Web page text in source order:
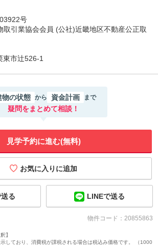
号
取引業協会会員 (公社)近畿地区不動産公正取
東市辻526-1
物の状態 から 資金計画 まで
疑問をまとめて相談！
見学予約に進む(無料)
る LINEで送る
物件コード：20855863
】
しており、消費税が課税される場合は税込み価格です。 （1000